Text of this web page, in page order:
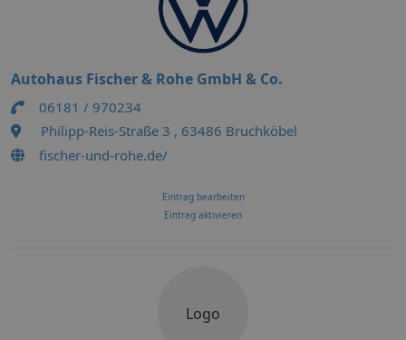
Autohaus Fischer & Rohe GmbH & Co.
06181 / 970234
Philipp-Reis-Straße 3 , 63486 Bruchköbel
fischer-und-rohe.de/
Eintrag bearbeiten
Eintrag aktivieren
Logo